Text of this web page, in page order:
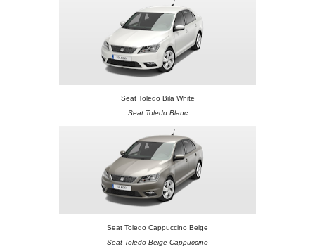
Seat Toledo Bila White
Seat Toledo Blanc
Seat Toledo Cappuccino Beige
Seat Toledo Beige Cappuccino